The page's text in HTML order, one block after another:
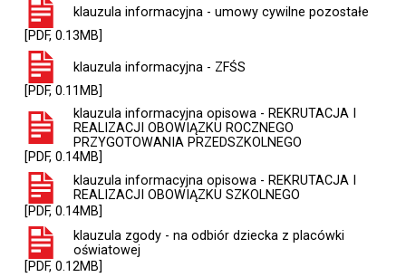
klauzula informacyjna - umowy cywilne pozostałe
[PDF, 0.13MB]
klauzula informacyjna - ZFŚS
[PDF, 0.11MB]
klauzula informacyjna opisowa - REKRUTACJA I
REALIZACJI OBOWIĄZKU ROCZNEGO
PRZYGOTOWANIA PRZEDSZKOLNEGO
[PDF, 0.14MB]
klauzula informacyjna opisowa - REKRUTACJA I
REALIZACJI OBOWIĄZKU SZKOLNEGO
[PDF, 0.14MB]
klauzula zgody - na odbiór dziecka z placówki
oświatowej
[PDF, 0.12MB]